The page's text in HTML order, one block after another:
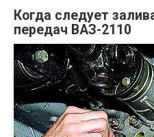
Когда следует
передач ВАЗ-2110